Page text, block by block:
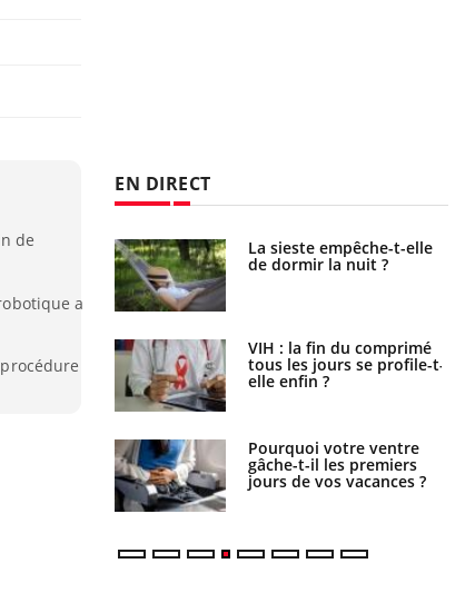
de
a
EN DIRECT
La sieste empêche-t-elle
de dormir la nuit ?
VIH : la fin du comprimé
tous les jours se profile-t-
elle enfin ?
Pourquoi votre ventre
gâche-t-il les premiers
jours de vos vacances ?
Fortes chaleurs :
pourquoi le risque de
Le Viagra pourrait-il
freiner la propagation du
cancer ?
Pourquoi manger moins
de protéines pourrait
finalement être bénéfique